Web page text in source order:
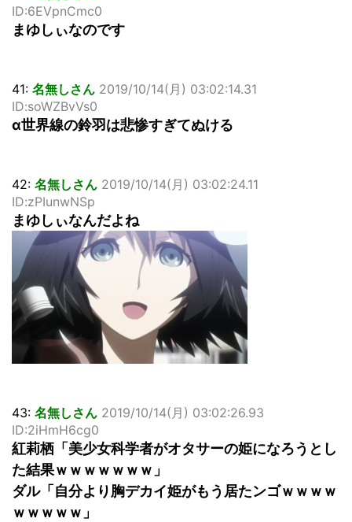
ID:6EVpnCmc0
まゆしぃなのです
41: 名無しさん 2019/10/14(月) 03:02:14.31
ID:soWZBvVs0
α世界線の鈴羽は悲惨すぎてぬける
42: 名無しさん 2019/10/14(月) 03:02:24.11
ID:zPIunwNSp
まゆしぃなんだよね
43: 名無しさん 2019/10/14(月) 03:02:26.93
ID:2iHmH6cg0
紅莉栖「美少女科学者がオタサーの姫になろうとし
た結果ｗｗｗｗｗｗｗ」
ダル「自分より胸デカイ姫がもう居たンゴｗｗｗｗ
ｗｗｗｗｗ」